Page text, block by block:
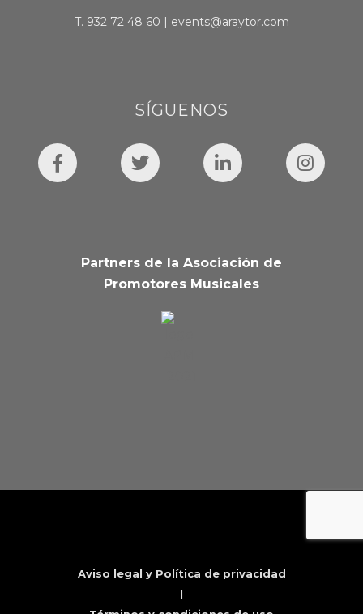
T. 932 72 48 60 | events@araytor.com
SÍGUENOS
Partners de la Asociación de
Promotores Musicales
Aviso legal y Política de privacidad
|